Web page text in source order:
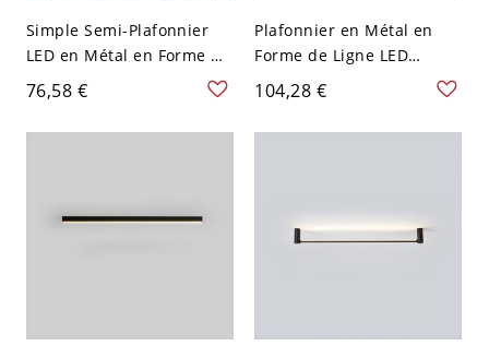
Simple Semi-Plafonnier
LED en Métal en Forme de
Ruban Montage Semi-
Encastré pour Corridor -
Noir 110 V-120 V 13,97 cm
76,58 €
Plafonnier en Métal en
Forme de Ligne LED
Luminaire Encastré Style
Moderne - Noir 110 V-120
V 80,01 cm Naturel
104,28 €